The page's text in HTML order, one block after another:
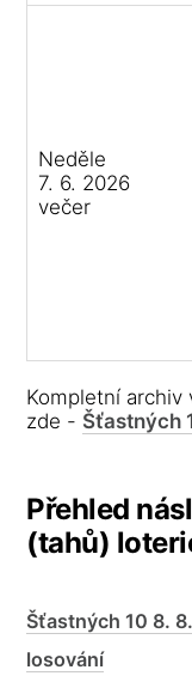
Neděle
7. 6. 2026
večer
Kompletní
zde - Šťastných
Přehled
(tahů)
Šťastných 10 8.
losování